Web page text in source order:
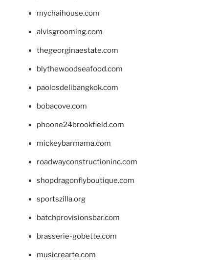
mychaihouse.com
alvisgrooming.com
thegeorginaestate.com
blythewoodseafood.com
paolosdelibangkok.com
bobacove.com
phoone24brookfield.com
mickeybarmama.com
roadwayconstructioninc.com
shopdragonflyboutique.com
sportszilla.org
batchprovisionsbar.com
brasserie-gobette.com
musicrearte.com